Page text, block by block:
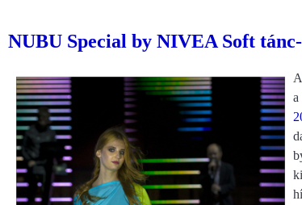
NUBU Special by NIVEA Soft
A
a